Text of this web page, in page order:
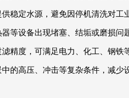
稳定水源，避免因停机清洗对工
设备出现堵塞、结垢或磨损问
度，可满足电力、化工、钢铁
的高压、冲击等复杂条件，减少